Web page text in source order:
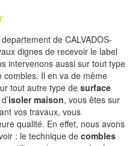
de CALVADOS-
dignes de recevoir le label
intervenons aussi sur tout type
combles. Il en va de même
tout autre type de surface
isoler maison, vous êtes sur
vos travaux, vous
qualité. En effet, nous avons
: le technique de combles